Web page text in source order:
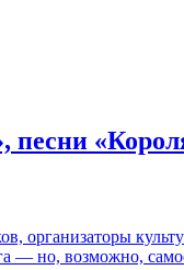
организаторы
— но, возможно,